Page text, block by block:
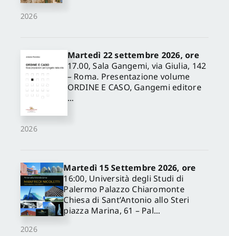
2026
2026
Martedì 22 settembre 2026, ore
17.00, Sala Gangemi, via Giulia, 142
– Roma. Presentazione volume
ORDINE E CASO, Gangemi editore
...
2026
Martedì 15 Settembre 2026, ore
16:00, Università degli Studi di
Palermo Palazzo Chiaromonte
Chiesa di Sant’Antonio allo Steri
piazza Marina, 61 – Pal...